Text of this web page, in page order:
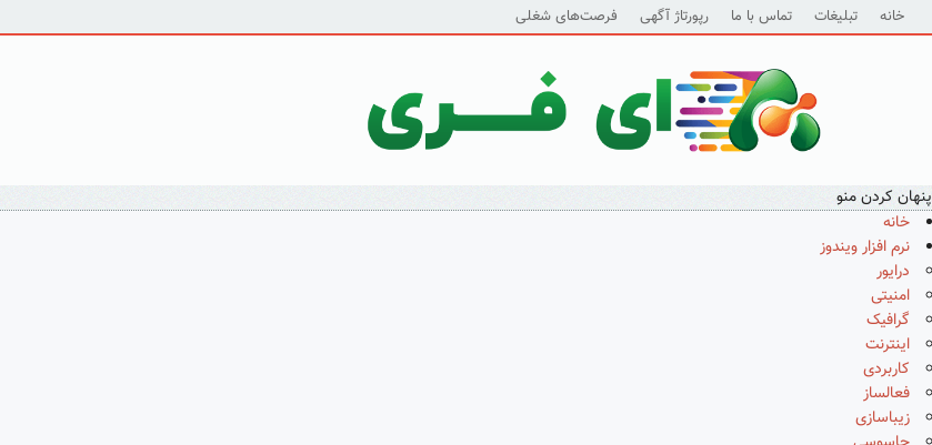
خانه تبلیغات تماس با ما رپورتاژ آگهی فرصت‌های شغلی
پنهان کردن منو
خانه
نرم افزار ویندوز
درایور
امنیتی
گرافیک
اینترنت
کاربردی
فعالساز
زیباسازی